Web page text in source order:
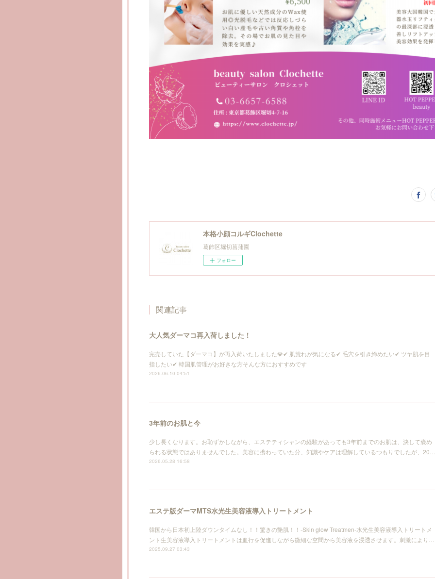
本格小顔コルギClochette
葛飾区堀切菖蒲園
フォロー
関連記事
大人気ダーマコ再入荷しました！
完売していた【ダーマコ】が再入荷いたしました💎✔ 肌荒れが気になる✔ 毛穴を引き締めたい✔ ツヤ肌を目
指したい✔ 韓国肌管理がお好きな方そんな方におすすめです
2026.06.10 04:51
3年前のお肌と今
少し長くなります。お恥ずかしながら、エステティシャンの経験があっても3年前までのお肌は、決して褒め
られる状態ではありませんでした。美容に携わっていた分、知識やケアは理解しているつもりでしたが、20…
2026.05.28 16:58
エステ版ダーマMTS水光生美容液導入トリートメント
韓国から日本初上陸ダウンタイムなし！！驚きの艶肌！！-Skin glow Treatmen-水光生美容液導入トリートメ
ント生美容液導入トリートメントは血行を促進しながら微細な空間から美容液を浸透させます。刺激により…
2025.09.27 03:43